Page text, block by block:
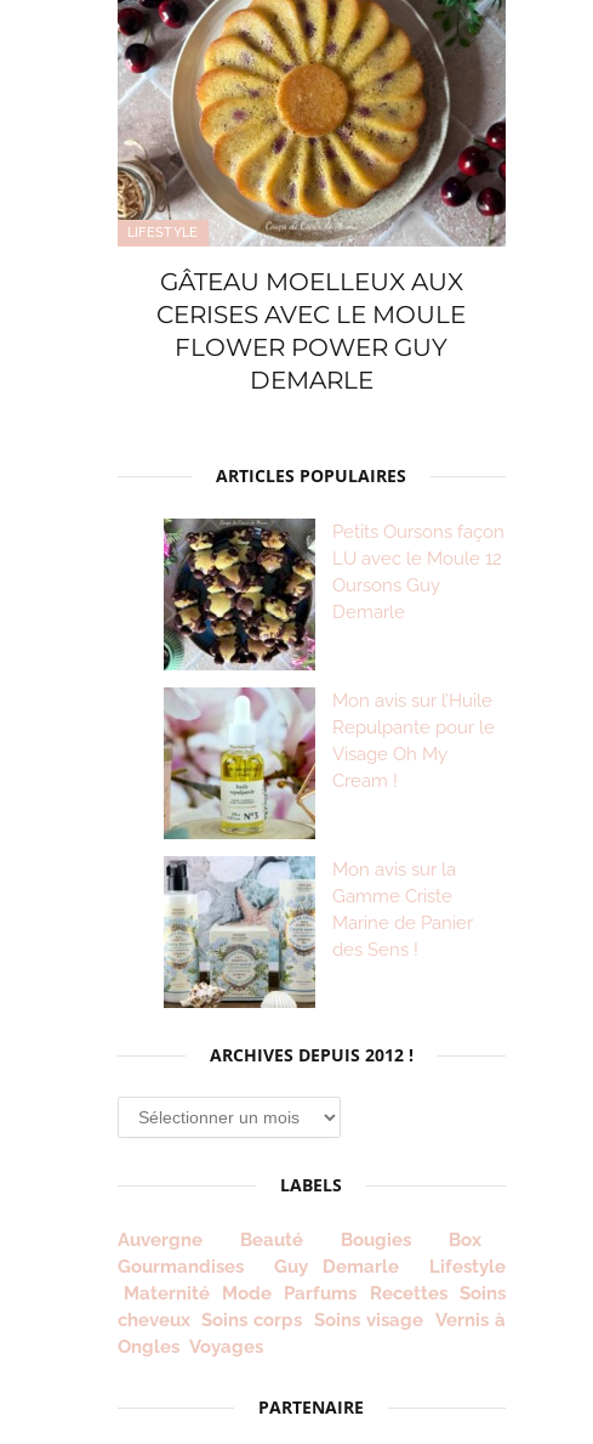
LIFESTYLE
GÂTEAU MOELLEUX AUX
CERISES AVEC LE MOULE
FLOWER POWER GUY
DEMARLE
ARTICLES POPULAIRES
Petits Oursons façon
LU avec le Moule 12
Oursons Guy
Demarle
Mon avis sur l’Huile
Repulpante pour le
Visage Oh My
Cream !
Mon avis sur la
Gamme Criste
Marine de Panier
des Sens !
ARCHIVES DEPUIS 2012 !
Archives
depuis
!
LABELS
Auvergne Beauté Bougies
Box
Gourmandises
Guy Demarle
Lifestyle
Maternité
Mode Parfums Recettes Soins
cheveux Soins corps Soins visage Vernis à
Ongles Voyages
PARTENAIRE